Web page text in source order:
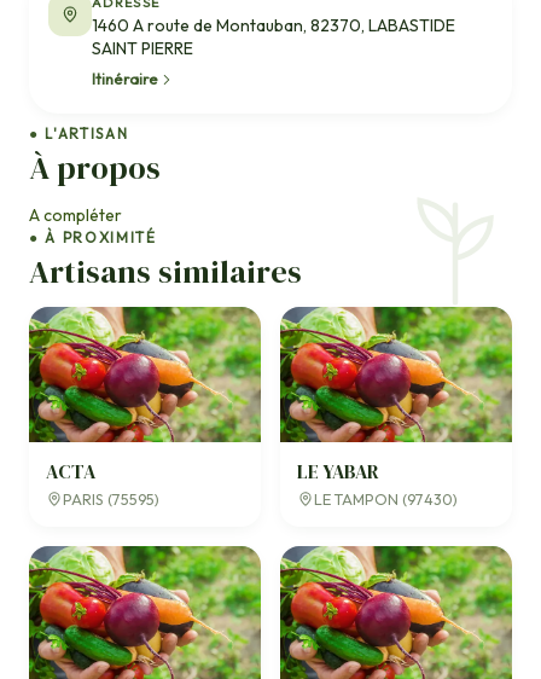
● L'ARTISAN
À propos
A compléter
● À PROXIMITÉ
Artisans similaires
ACTA
PARIS (75595)
LE YABAR
LE TAMPON (97430)
1460 A route de Montauban, 82370, LABASTIDE
SAINT PIERRE
Itinéraire